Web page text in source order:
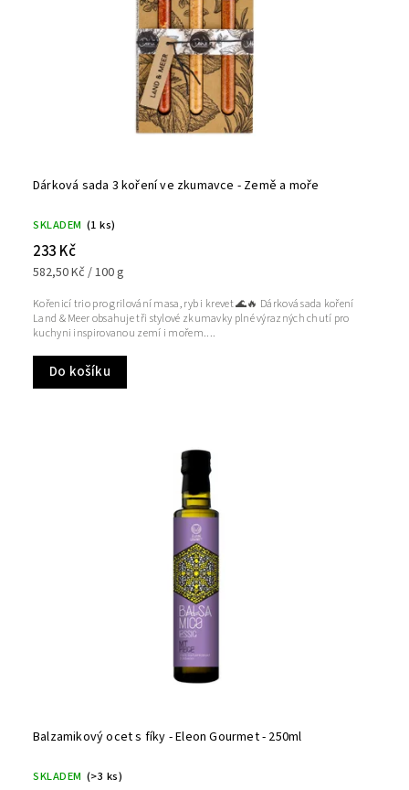
Dárková sada 3 koření ve zkumavce - Země a moře
SKLADEM (1 ks)
233 Kč
582,50 Kč / 100 g
Do košíku
Kořenicí trio pro grilování masa, ryb i krevet 🌊🔥 Dárková sada koření
Land & Meer obsahuje tři stylové zkumavky plné výrazných chutí pro
kuchyni inspirovanou zemí i mořem....
Balzamikový ocet s fíky - Eleon Gourmet - 250ml
SKLADEM (>3 ks)